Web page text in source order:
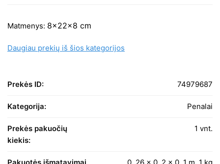
Matmenys: 8x22x8 cm
Daugiau prekių iš šios kategorijos
Prekės ID: 74979687
Kategorija: Penalai
Prekės pakuočių
kiekis:
1 vnt.